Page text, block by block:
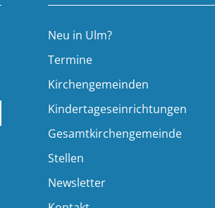
Neu in Ulm?
Termine
Kirchengemeinden
Kindertageseinrichtungen
Gesamtkirchengemeinde
Stellen
Newsletter